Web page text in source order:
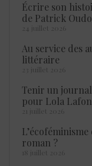
Écrire son
de Patrick
24 juillet 2026
Au service des
littéraire
23 juillet 2026
Tenir un
pour Lola Lafon
21 juillet 2026
roman ?
18 juillet 2026